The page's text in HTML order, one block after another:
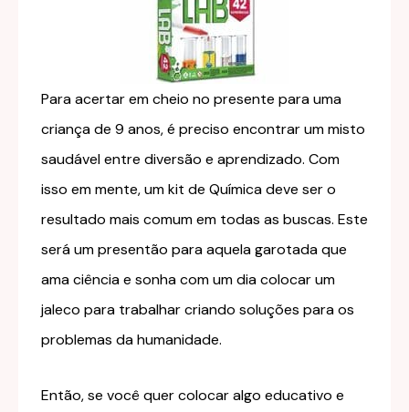
Para acertar em cheio no presente para uma
criança de 9 anos, é preciso encontrar um misto
saudável entre diversão e aprendizado. Com
isso em mente, um kit de Química deve ser o
resultado mais comum em todas as buscas. Este
será um presentão para aquela garotada que
ama ciência e sonha com um dia colocar um
jaleco para trabalhar criando soluções para os
problemas da humanidade.
Então, se você quer colocar algo educativo e